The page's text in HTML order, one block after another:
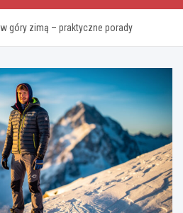
góry zimą – praktyczne porady